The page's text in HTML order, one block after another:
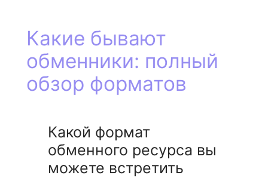
Какие бывают
обменники: полный
обзор форматов
Какой формат
обменного ресурса вы
можете встретить